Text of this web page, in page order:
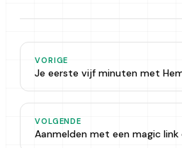
VORIGE
Je eerste vijf minuten met
VOLGENDE
Aanmelden met een magic link